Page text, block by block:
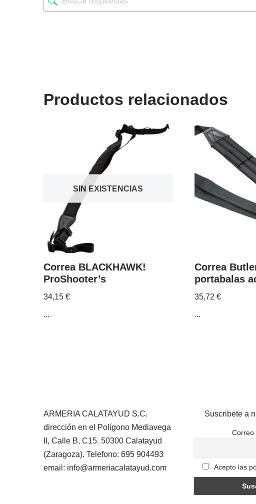
Productos relacionados
SIN EXISTENCIAS
Correa BLACKHAWK!
ProShooter’s
34,15 €
...
Correa
portabalas
35,72€
...
ARMERIA CALATAYUD S.C.
dirección en el Polígono Mediavega
II, Calle B, C15. 50300 Calatayud
(Zaragoza). Telefono: 695 904493
email: info@armeriacalatayud.com
Suscribete a
Correo
Acepto las